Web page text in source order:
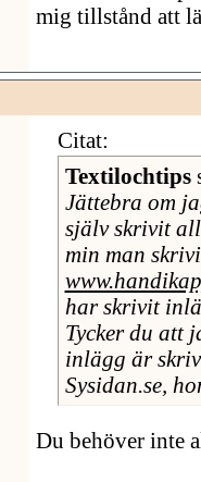
mig tillstånd att
Citat:
Textilochtips
Jättebra om
själv skrivit
min man
har skrivit
Tycker du att
inlägg är
Sysidan.se,
Du behöver inte